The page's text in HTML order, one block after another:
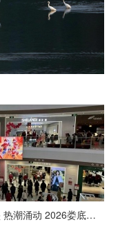
【乐购新春】烟火气盛 热潮涌动 2026娄底春节消费市场喜迎“开门红”